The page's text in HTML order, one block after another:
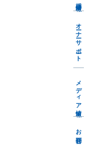
オーナーサポート
メディア情報
お問合せ